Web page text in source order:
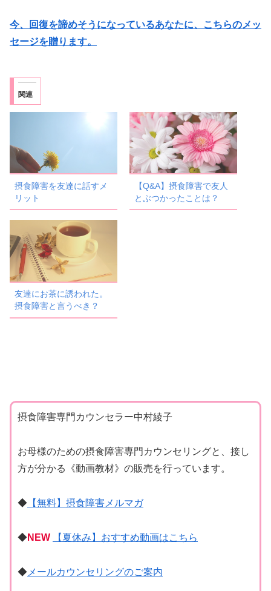
今、回復を諦めそうになっているあなたに、こちらのメッ
セージを贈ります。
関連
摂食障害を友達に話すメ
リット
【Q&A】摂食障害で友人
とぶつかったことは？
友達にお茶に誘われた。
摂食障害と言うべき？
摂食障害専門カウンセラー中村綾子
お母様のための摂食障害専門カウンセリングと、接し
方が分かる《動画教材》の販売を行っています。
◆ 【無料】摂食障害メルマガ
◆NEW 【夏休み】おすすめ動画はこちら
◆ メールカウンセリングのご案内